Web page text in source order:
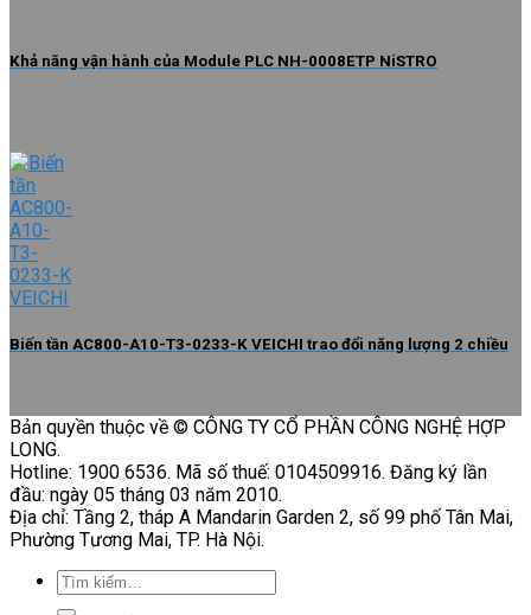
Khả năng vận hành của Module PLC NH-0008ETP NiSTRO
Biến tần AC800-A10-T3-0233-K VEICHI trao đổi năng lượng 2 chiều
Bản quyền thuộc về © CÔNG TY CỔ PHẦN CÔNG NGHỆ HỢP
LONG.
Hotline: 1900 6536. Mã số thuế: 0104509916. Đăng ký lần
đầu: ngày 05 tháng 03 năm 2010.
Địa chỉ: Tầng 2, tháp A Mandarin Garden 2, số 99 phố Tân Mai,
Phường Tương Mai, TP. Hà Nội.
Tìm
kiếm: